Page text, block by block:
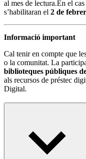
al mes de lectura.En el
s’habilitaran el 2 de febrer
Informació important
Cal tenir en compte que
o la comunitat. La
biblioteques públiques
als recursos de préstec
Digital.